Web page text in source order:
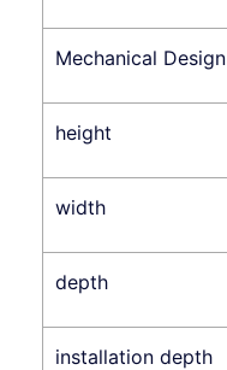
Mechanical Design
height
width
depth
installation depth